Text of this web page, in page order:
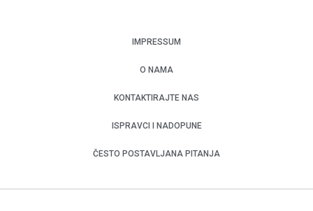
IMPRESSUM
O NAMA
KONTAKTIRAJTE NAS
ISPRAVCI I NADOPUNE
ČESTO POSTAVLJANA PITANJA